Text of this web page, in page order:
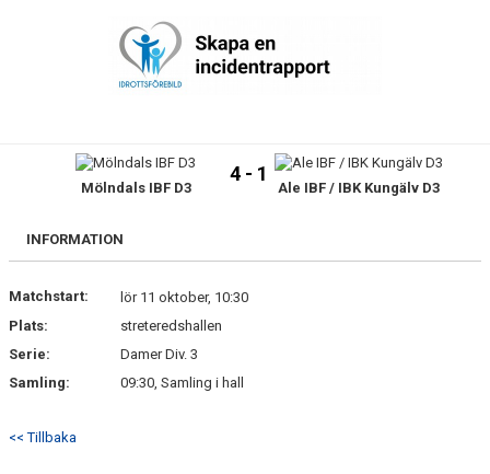
NYHETSARKIVMölndals IBF D3
4 - 1
Ale IBF / IBK Kungälv D3
INFORMATION
Matchstart:
lör 11 oktober, 10:30
Plats:
streteredshallen
Serie:
Damer Div. 3
Samling:
09:30, Samling i hall
<< Tillbaka